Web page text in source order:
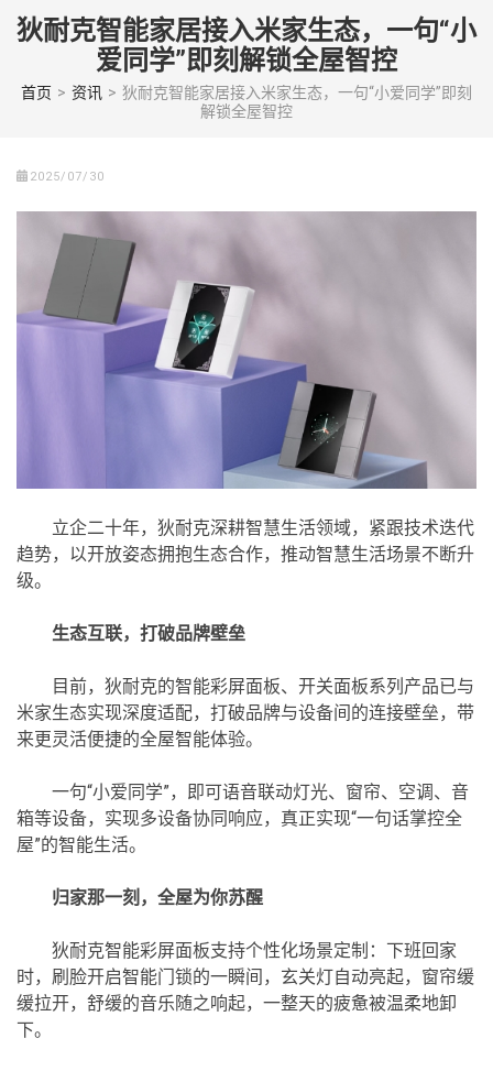
Skip
(Press
狄耐克智能家居接入米家生态，一句“小
爱同学”即刻解锁全屋智控
首页 > 资讯 > 狄耐克智能家居接入米家生态，一句“小爱同学”即刻
解锁全屋智控
2025/07/30
立企二十年，狄耐克深耕智慧生活领域，紧跟技术迭代
趋势，以开放姿态拥抱生态合作，推动智慧生活场景不断升
级。
生态互联，打破品牌壁垒
目前，狄耐克的智能彩屏面板、开关面板系列产品已与
米家生态实现深度适配，打破品牌与设备间的连接壁垒，带
来更灵活便捷的全屋智能体验。
一句“小爱同学”，即可语音联动灯光、窗帘、空调、音
箱等设备，实现多设备协同响应，真正实现“一句话掌控全
屋”的智能生活。
归家那一刻，全屋为你苏醒
狄耐克智能彩屏面板支持个性化场景定制：下班回家
时，刷脸开启智能门锁的一瞬间，玄关灯自动亮起，窗帘缓
缓拉开，舒缓的音乐随之响起，一整天的疲惫被温柔地卸
下。